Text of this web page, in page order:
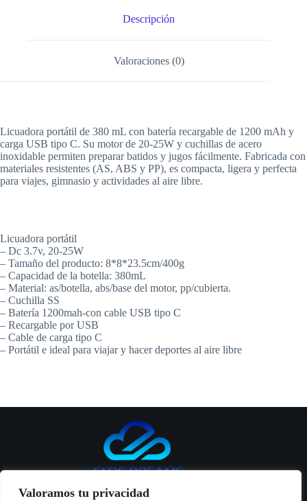
Valoramos tu privacidad
Descripción
Valoraciones (0)
Licuadora portátil de 380 mL con batería recargable de 1200 mAh y
carga USB tipo C. Su motor de 20-25W y cuchillas de acero
inoxidable permiten preparar batidos y jugos fácilmente. Fabricada con
materiales resistentes (AS, ABS y PP), es compacta, ligera y perfecta
para viajes, gimnasio y actividades al aire libre.
Licuadora portátil
– Dc 3.7v, 20-25W
– Tamaño del producto: 8*8*23.5cm/400g
– Capacidad de la botella: 380mL
– Material: as/botella, abs/base del motor, pp/cubierta.
– Cuchilla SS
– Batería 1200mah-con cable USB tipo C
– Recargable por USB
– Cable de carga tipo C
– Portátil e ideal para viajar y hacer deportes al aire libre